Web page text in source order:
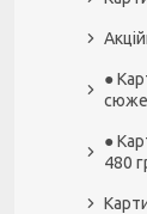
●
●
480